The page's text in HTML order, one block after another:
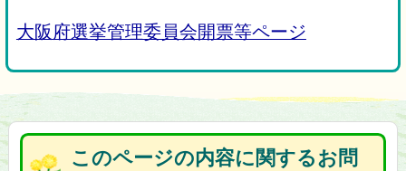
大阪府選挙管理委員会開票等ページ
このページの内容に関するお問